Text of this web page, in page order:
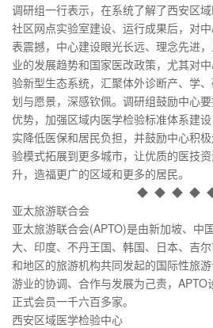
调研组一行表示，在系统了解了西安区
社区网点实验室建设、运行成果后，对
表震撼，中心建设眼光长远、理念先进
业的发展趋势和国家医改政策，尤其对
验新型生态系统，汇聚体外诊断产、学
划与愿景，深感钦佩。调研组鼓励中心
优势，加强区域内医学检验标准体系建
实降低医保和居民负担，并鼓励中心积
验模式拓展到更多城市，让优质的医技
升，造福更广的区域和更多的居民。
◆ ◆ ◆ ◆
亚太旅游联合会
亚太旅游联合会(APTO)是由新加坡、中
大、印度、不丹王国、韩国、日本、吉
和地区的旅游机构共同发起的国际性旅
游业的协调、合作与发展为己责，
正式会员一千六百多家。
西安区域医学检验中心